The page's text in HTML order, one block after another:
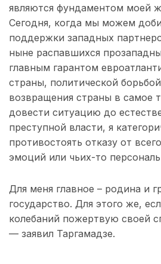
являются фундаментом моей
Сегодня, когда мы можем
поддержки западных
ныне распавшихся
главным гарантом
страны, политической борьбой
возвращения страны в самое
довести ситуацию до
преступной власти, я
противостоять отказу от
эмоций или чьих-то
Для меня главное – родина и
государство. Для этого же,
колебаний пожертвую своей
— заявил Таргамадзе.